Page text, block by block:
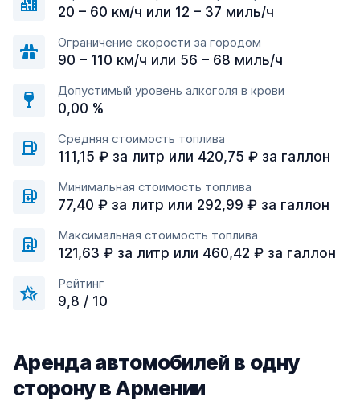
20 – 60 км/ч или 12 – 37 миль/ч
Ограничение скорости за городом
90 – 110 км/ч или 56 – 68 миль/ч
Допустимый уровень алкоголя в крови
0,00 %
Средняя стоимость топлива
111,15 ₽ за литр или 420,75 ₽ за галлон
Минимальная стоимость топлива
77,40 ₽ за литр или 292,99 ₽ за галлон
Максимальная стоимость топлива
121,63 ₽ за литр или 460,42 ₽ за галлон
Рейтинг
9,8 / 10
Аренда автомобилей в одну
сторону в Армении